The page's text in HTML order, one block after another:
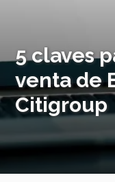
5 claves
venta de
Citigroup